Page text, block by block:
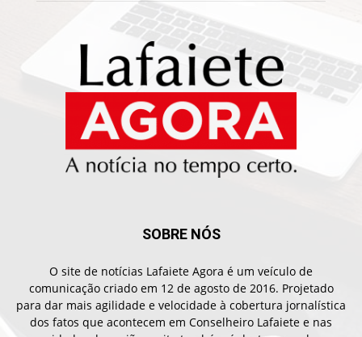
SOBRE NÓS
O site de notícias Lafaiete Agora é um veículo de
comunicação criado em 12 de agosto de 2016. Projetado
para dar mais agilidade e velocidade à cobertura jornalística
dos fatos que acontecem em Conselheiro Lafaiete e nas